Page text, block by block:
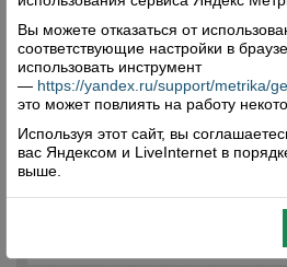
«Верховажский вестник»
2024 года
Поделиться
Комментарии (0)
Вы можете отказаться от
соответствующие настройки в
использовать инструмент
— https://yandex.ru/support/metrika/
это может повлиять на работу
Используя этот сайт, вы
вас Яндексом и LiveInternet в
выше.